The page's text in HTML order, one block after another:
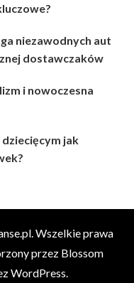
niezawodnych aut
dostawczaków
i nowoczesna
jak
. Wszelkie prawa
przez Blossom
WordPress